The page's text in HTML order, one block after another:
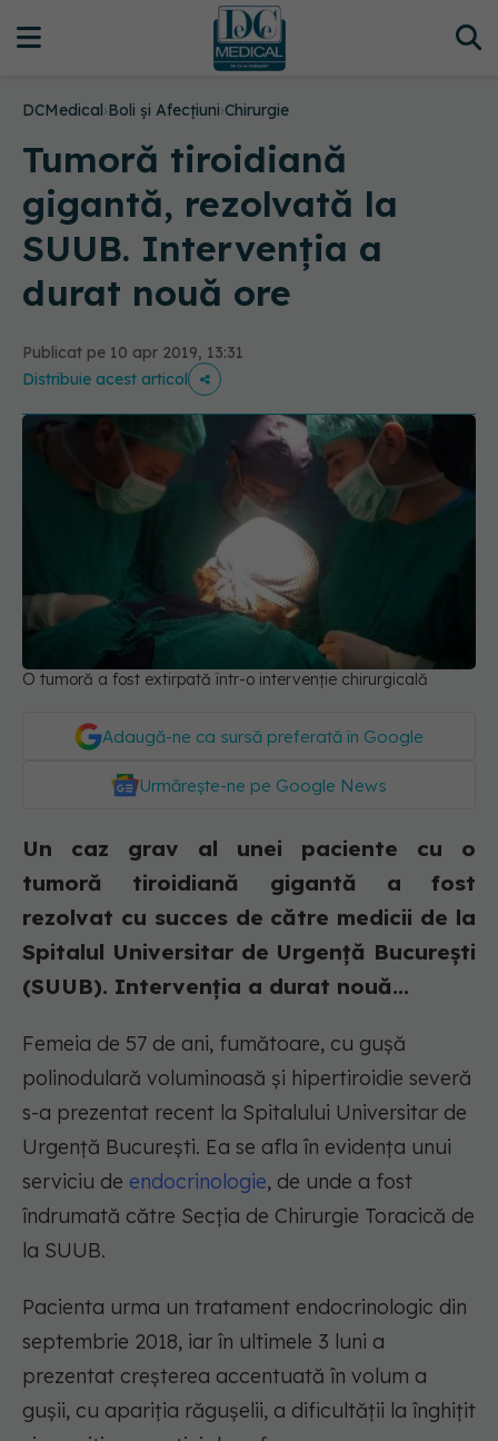
DCMedical›Boli și Afecțiuni›Chirurgie
Tumoră tiroidiană
gigantă, rezolvată la
SUUB. Intervenția a
durat nouă ore
Publicat pe 10 apr 2019, 13:31
Distribuie acest articol
O tumoră a fost extirpată într-o intervenție chirurgicală
Adaugă-ne ca sursă preferată în Google
Urmărește-ne pe Google News
Un caz grav al unei paciente cu o
tumoră tiroidiană gigantă a fost
rezolvat cu succes de către medicii de la
Spitalul Universitar de Urgență București
(SUUB). Intervenția a durat nouă...
Femeia de 57 de ani, fumătoare, cu gușă
polinodulară voluminoasă și hipertiroidie severă
s-a prezentat recent la Spitalului Universitar de
Urgență București. Ea se afla în evidența unui
serviciu de endocrinologie, de unde a fost
îndrumată către Secția de Chirurgie Toracică de
la SUUB.
Pacienta urma un tratament endocrinologic din
septembrie 2018, iar în ultimele 3 luni a
prezentat creșterea accentuată în volum a
gușii, cu apariția răgușelii, a dificultății la înghițit